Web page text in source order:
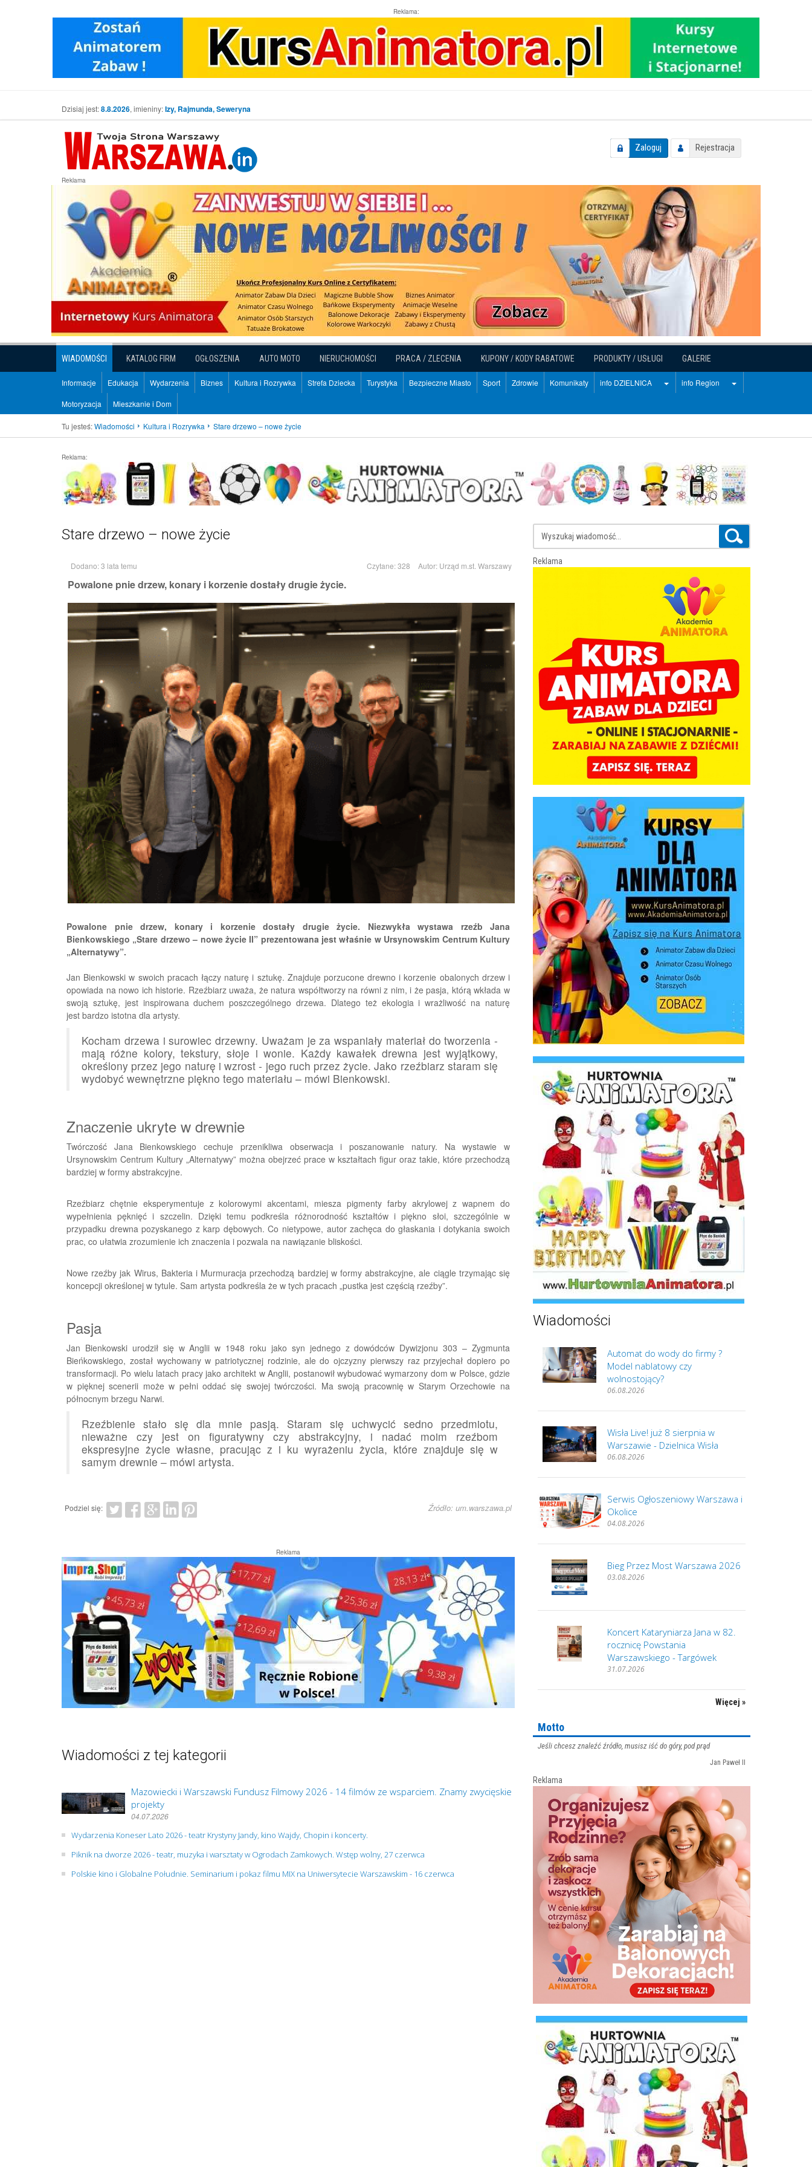
Reklama:
Dzisiaj jest:8.8.2026, imieniny:Izy, Rajmunda, Seweryna
Zaloguj Rejestracja
Reklama
WIADOMOŚCI KATALOG FIRM OGŁOSZENIA AUTO MOTO NIERUCHOMOŚCI PRACA / ZLECENIA KUPONY / KODY RABATOWE PRODUKTY / USŁUGI GALERIE
Informacje Edukacja Wydarzenia Biznes Kultura i Rozrywka Strefa Dziecka Turystyka Bezpieczne Miasto Sport Zdrowie Komunikaty info DZIELNICA info Region
Motoryzacja Mieszkanie i Dom
Tu jesteś:Wiadomości Kultura i Rozrywka Stare drzewo – nowe życie
Reklama:
Stare drzewo – nowe życie
Dodano: 3 lata temu Czytane: 328 Autor: Urząd m.st. Warszawy
Powalone pnie drzew, konary i korzenie dostały drugie życie.
Powalone pnie drzew, konary i korzenie dostały drugie życie. Niezwykła wystawa rzeźb Jana
Bienkowskiego „Stare drzewo – nowe życie II” prezentowana jest właśnie w Ursynowskim Centrum Kultury
„Alternatywy”.
Jan Bienkowski w swoich pracach łączy naturę i sztukę. Znajduje porzucone drewno i korzenie obalonych drzew i
opowiada na nowo ich historie. Rzeźbiarz uważa, że natura współtworzy na równi z nim, i że pasja, którą wkłada w
swoją sztukę, jest inspirowana duchem poszczególnego drzewa. Dlatego też ekologia i wrażliwość na naturę
jest bardzo istotna dla artysty.
Kocham drzewa i surowiec drzewny. Uważam je za wspaniały materiał do tworzenia -
mają różne kolory, tekstury, słoje i wonie. Każdy kawałek drewna jest wyjątkowy,
określony przez jego naturę i wzrost - jego ruch przez życie. Jako rzeźbiarz staram się
wydobyć wewnętrzne piękno tego materiału – mówi Bienkowski.
Znaczenie ukryte w drewnie
Twórczość Jana Bienkowskiego cechuje przenikliwa obserwacja i poszanowanie natury. Na wystawie w
Ursynowskim Centrum Kultury „Alternatywy” można obejrzeć prace w kształtach figur oraz takie, które przechodzą
bardziej w formy abstrakcyjne.
Rzeźbiarz chętnie eksperymentuje z kolorowymi akcentami, miesza pigmenty farby akrylowej z wapnem do
wypełnienia pęknięć i szczelin. Dzięki temu podkreśla różnorodność kształtów i piękno słoi, szczególnie w
przypadku drewna pozyskanego z karp dębowych. Co nietypowe, autor zachęca do głaskania i dotykania swoich
prac, co ułatwia zrozumienie ich znaczenia i pozwala na nawiązanie bliskości.
Nowe rzeźby jak Wirus, Bakteria i Murmuracja przechodzą bardziej w formy abstrakcyjne, ale ciągle trzymając się
koncepcji określonej w tytule. Sam artysta podkreśla że w tych pracach „pustka jest częścią rzeźby”.
Pasja
Jan Bienkowski urodził się w Anglii w 1948 roku jako syn jednego z dowódców Dywizjonu 303 – Zygmunta
Bieńkowskiego, został wychowany w patriotycznej rodzinie, ale do ojczyzny pierwszy raz przyjechał dopiero po
transformacji. Po wielu latach pracy jako architekt w Anglii, postanowił wybudować wymarzony dom w Polsce, gdzie
w pięknej scenerii może w pełni oddać się swojej twórczości. Ma swoją pracownię w Starym Orzechowie na
północnym brzegu Narwi.
Rzeźbienie stało się dla mnie pasją. Staram się uchwycić sedno przedmiotu,
nieważne czy jest on figuratywny czy abstrakcyjny, i nadać moim rzeźbom
ekspresyjne życie własne, pracując z i ku wyrażeniu życia, które znajduje się w
samym drewnie – mówi artysta.
Podziel się: Źródło: um.warszawa.pl
Reklama
Wiadomości z tej kategorii
Mazowiecki i Warszawski Fundusz Filmowy 2026 - 14 filmów ze wsparciem. Znamy zwycięskie
projekty
04.07.2026
Wydarzenia Koneser Lato 2026 - teatr Krystyny Jandy, kino Wajdy, Chopin i koncerty.
Piknik na dworze 2026 - teatr, muzyka i warsztaty w Ogrodach Zamkowych. Wstęp wolny, 27 czerwca
Polskie kino i Globalne Południe. Seminarium i pokaz filmu MIX na Uniwersytecie Warszawskim - 16 czerwca
Reklama
Wiadomości
Automat do wody do firmy ?
Model nablatowy czy
wolnostojący?
06.08.2026
Wisła Live! już 8 sierpnia w
Warszawie - Dzielnica Wisła
06.08.2026
Serwis Ogłoszeniowy Warszawa i
Okolice
04.08.2026
Bieg Przez Most Warszawa 2026
03.08.2026
Koncert Kataryniarza Jana w 82.
rocznicę Powstania
Warszawskiego - Targówek
31.07.2026
Więcej »
Motto
Jeśli chcesz znaleźć źródło, musisz iść do góry, pod prąd
Jan Paweł II
Reklama